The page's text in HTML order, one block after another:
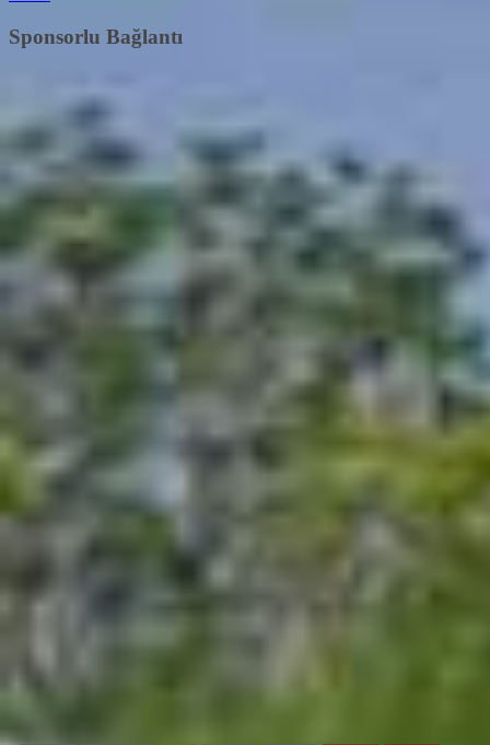
Sponsorlu Bağlantı